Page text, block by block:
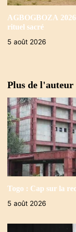
AGBOGBOZA 2026
rituel sacré
5 août 2026
Plus de l'auteur
Togo : Cap sur la
5 août 2026